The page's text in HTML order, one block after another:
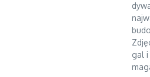
gal i